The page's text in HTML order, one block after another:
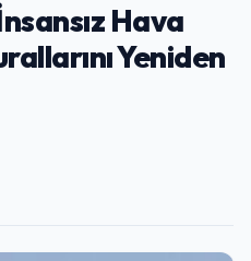
Hava
Yeniden